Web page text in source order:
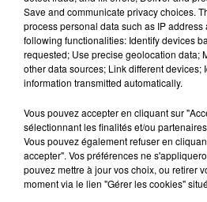
19h02
Une victime forcée
un point de deal
11h30
Festival du Mont-
Save and communicate privacy choices.
process personal data such as IP
following functionalities: Identify devices
requested; Use precise geolocation data;
other data sources; Link different devices;
information transmitted automatically.
Vous pouvez accepter en cliquant sur
sélectionnant les finalités et/ou
Vous pouvez également refuser en
accepter". Vos préférences ne
pouvez mettre à jour vos choix, ou retirer
moment via le lien "Gérer les cookies"